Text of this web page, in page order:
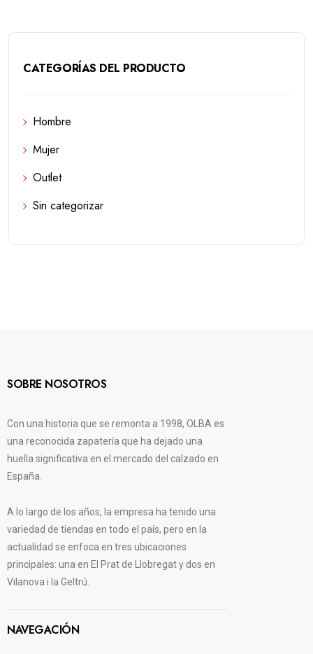
CATEGORÍAS DEL PRODUCTO
Hombre
Mujer
Outlet
Sin categorizar
SOBRE NOSOTROS
Con una historia que se remonta a 1998, OLBA es
una reconocida zapatería que ha dejado una
huella significativa en el mercado del calzado en
España.
A lo largo de los años, la empresa ha tenido una
variedad de tiendas en todo el país, pero en la
actualidad se enfoca en tres ubicaciones
principales: una en El Prat de Llobregat y dos en
Vilanova i la Geltrú.
NAVEGACIÓN